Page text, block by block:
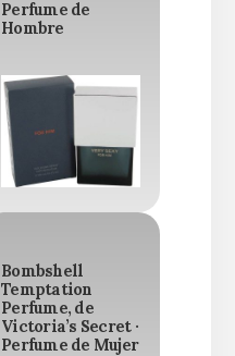
Perfume de
Hombre
Bombshell
Temptation
Perfume, de
Victoria’s Secret ·
Perfume de Mujer